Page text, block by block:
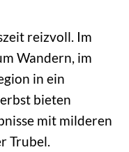
reizvoll. Im
Wandern, im
in ein
bieten
mit milderen
Trubel.